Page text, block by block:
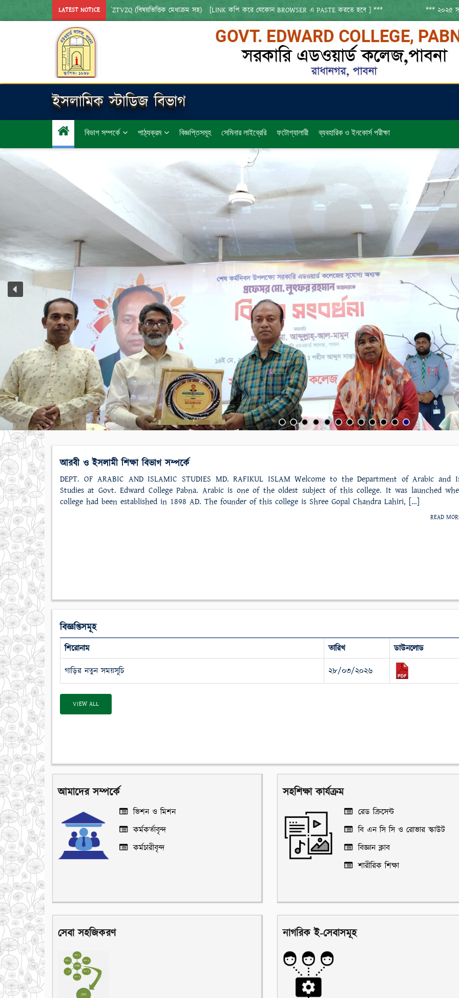
LATEST NOTICE
SHORTURL.AT/ZTVZQ (বিষয়ভিত্তিক মেধাক্রম সহ)   [LINK কপি করে যেকোন BROWSER এ PASTE করতে হবে ] *** *** ২০২৫ সালের ডিগ্রি
ইসলামিক স্টাডিজ বিভাগ
বিভাগ সম্পর্কে পাঠ্যক্রম বিজ্ঞপ্তিসমূহ সেমিনার লাইব্রেরি ফটোগ্যালারী ব্যবহারিক ও ইনকোর্স পরীক্ষা
আরবী ও ইসলামী শিক্ষা বিভাগ সম্পর্কে
DEPT. OF ARABIC AND ISLAMIC STUDIES MD. RAFIKUL ISLAM Welcome to the Department of Arabic and
Studies at Govt. Edward College Pabna. Arabic is one of the oldest subject of this college. It was launched
college had been established in 1898 AD. The founder of this college is Shree Gopal Chandra Lahiri, […]
READ
বিজ্ঞপ্তিসমূহ
শিরোনাম তারিখ
ডাউনলোড
গাড়ির নতুন সময়সূচি
২৮/০৩/২০২৬
VIEW ALL
আমাদের সম্পর্কে
ভিশন ও মিশন
কর্মকর্তাবৃন্দ
কর্মচারীবৃন্দ
সহশিক্ষা কার্যক্রম
রেড ক্রিসেন্ট
বি এন সি সি ও রোভার স্কাউট
বিজ্ঞান ক্লাব
শারীরিক শিক্ষা
সেবা সহজিকরণ নাগরিক ই-সেবাসমূহ